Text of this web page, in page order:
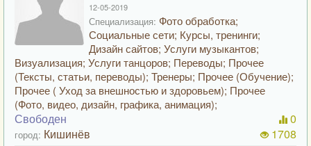
12-05-2019
Специализация: Фото обработка;
Социальные сети; Курсы, тренинги;
Дизайн сайтов; Услуги музыкантов;
Визуализация; Услуги танцоров; Переводы; Прочее
(Тексты, статьи, переводы); Тренеры; Прочее (Обучение);
Прочее ( Уход за внешностью и здоровьем); Прочее
(Фото, видео, дизайн, графика, анимация);
Свободен
город: Кишинёв
0
1708